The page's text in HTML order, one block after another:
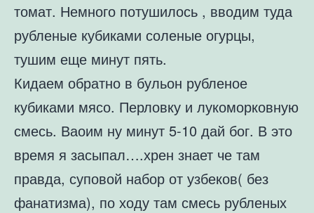
томат. Немного потушилось , вводим туда
рубленые кубиками соленые огурцы,
тушим еще минут пять.
Кидаем обратно в бульон рубленое
кубиками мясо. Перловку и лукоморковную
смесь. Ваоим ну минут 5-10 дай бог. В это
время я засыпал….хрен знает че там
правда, суповой набор от узбеков( без
фанатизма), по ходу там смесь рубленых